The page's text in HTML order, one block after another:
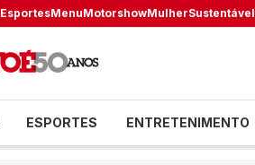
EsportesMenuMotorshowMulherSustentável
ESPORTES ENTRETENIMENTO